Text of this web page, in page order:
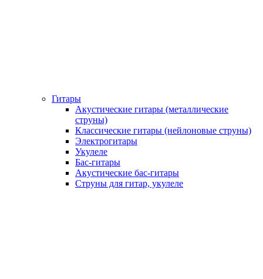
Гитары
Акустические гитары (металлические
струны)
Классические гитары (нейлоновые струны)
Электрогитары
Укулеле
Бас-гитары
Акустические бас-гитары
Струны для гитар, укулеле